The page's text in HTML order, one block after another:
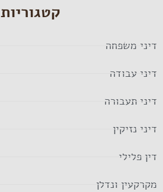
קטגוריות
דיני משפחה
דיני עבודה
דיני תעבורה
דיני נזיקין
דין פלילי
מקרקעין ונדלן